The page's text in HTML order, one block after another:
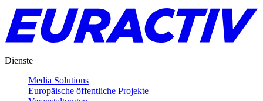
Dienste
Media Solutions
Europäische öffentliche Projekte